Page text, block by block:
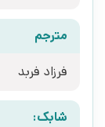
مترجم
فرزاد فربد
شابک: